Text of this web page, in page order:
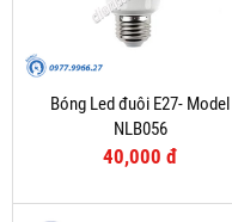
Bóng Led đuôi E27- Model
NLB056
40,000 đ